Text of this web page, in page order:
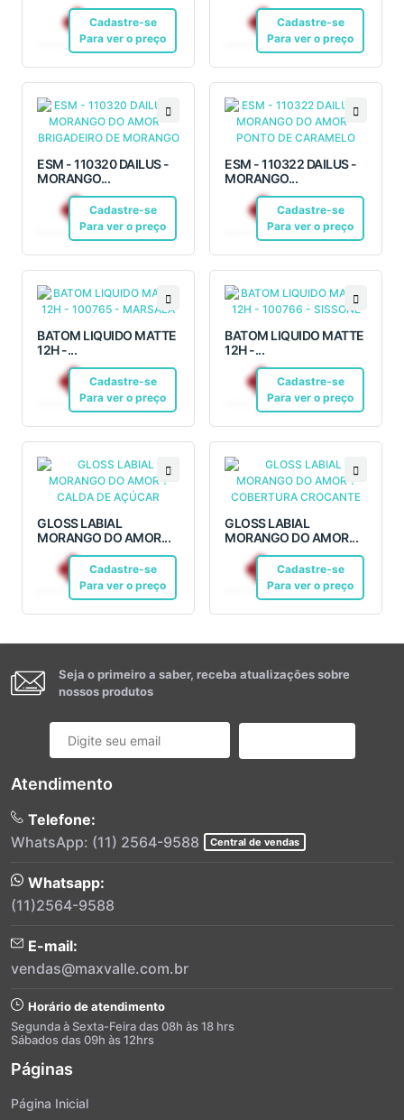
Cadastre-se
Para ver o preço
R$ 6,99Pix
Cadastre-se
Para ver o preço
R$ 12,10Pix
ESM - 110320 DAILUS -
MORANGO...
Cadastre-se
Para ver o preço
R$ 12,10Pix
ESM - 110322 DAILUS -
MORANGO...
Cadastre-se
Para ver o preço
R$ 12,10Pix
BATOM LIQUIDO MATTE
12H -...
Cadastre-se
Para ver o preço
R$ 23,36Pix
BATOM LIQUIDO MATTE
12H -...
Cadastre-se
Para ver o preço
R$ 23,36Pix
GLOSS LABIAL
MORANGO DO AMOR...
Cadastre-se
Para ver o preço
R$ 20,64Pix
GLOSS LABIAL
MORANGO DO AMOR...
Cadastre-se
Para ver o preço
R$ 20,64Pix
Seja o primeiro a saber, receba atualizações sobre
nossos produtos
Atendimento
Telefone:
WhatsApp: (11) 2564-9588
Central de vendas
Whatsapp:
(11)2564-9588
E-mail:
vendas@maxvalle.com.br
Horário de atendimento
Segunda à Sexta-Feira das 08h às 18 hrs
Sábados das 09h às 12hrs
Páginas
Página Inicial